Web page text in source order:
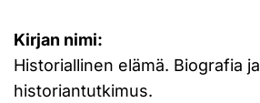
Kirjan nimi:
Historiallinen elämä. Biografia ja
historiantutkimus.